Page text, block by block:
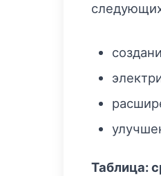
Таблица: